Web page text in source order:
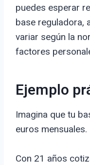
puedes esperar
base reguladora,
variar según la
factores
Ejemplo
Imagina que tu
euros mensuales.
Con 21 años